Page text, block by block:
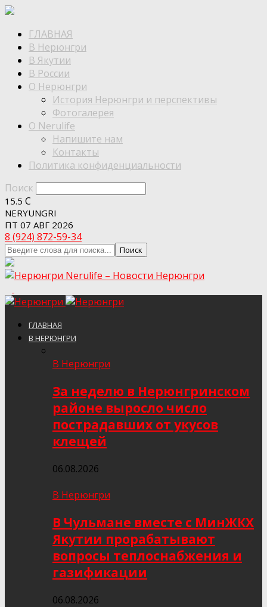
ГЛАВНАЯ
В Нерюнгри
В Якутии
В России
О Нерюнгри
История Нерюнгри и перспективы
Фотогалерея
О Nerulife
Напишите нам
Контакты
Политика конфиденциальности
Поиск
15.5 C
NERYUNGRI
ПТ 07 АВГ 2026
8 (924) 872-59-34
Nerulife – Новости Нерюнгри
ГЛАВНАЯ
В НЕРЮНГРИ
В Нерюнгри
За неделю в Нерюнгринском
районе выросло число
пострадавших от укусов
клещей
06.08.2026
В Нерюнгри
В Чульмане вместе с МинЖКХ
Якутии прорабатывают
вопросы теплоснабжения и
газификации
06.08.2026